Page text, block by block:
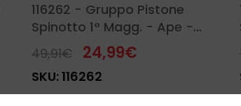
116262 - Gruppo Pistone
Spinotto 1° Magg. - Ape -
Piaggio
49,91€ 24,99€
SKU:116262